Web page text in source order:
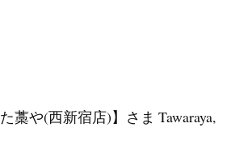
た藁や(西新宿店)】さま Tawaraya,